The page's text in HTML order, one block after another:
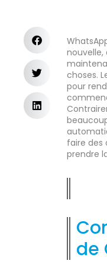
choses.
pour
faire des
prendre
de